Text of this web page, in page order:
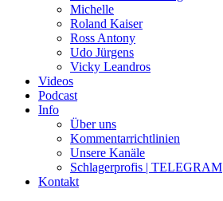
Michelle
Roland Kaiser
Ross Antony
Udo Jürgens
Vicky Leandros
Videos
Podcast
Info
Über uns
Kommentarrichtlinien
Unsere Kanäle
Schlagerprofis | TELEGRAM
Kontakt